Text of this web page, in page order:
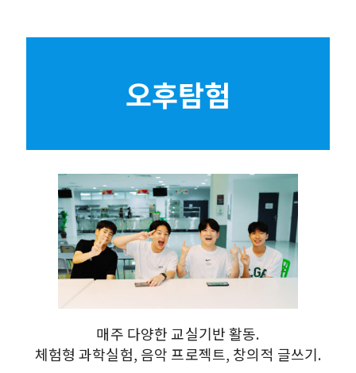
오후탐험
매주 다양한 교실기반 활동.
체험형 과학실험, 음악 프로젝트, 창의적 글쓰기.